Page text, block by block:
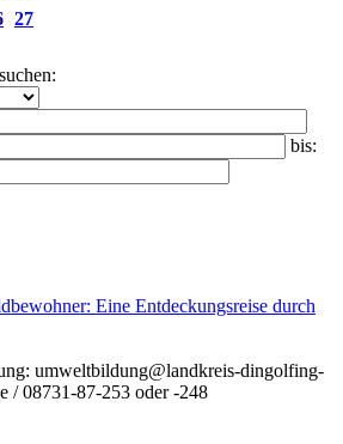
27
bis:
Eine Entdeckungsreise durch
umweltbildung@landkreis-dingolfing-
/ 08731-87-253 oder -248